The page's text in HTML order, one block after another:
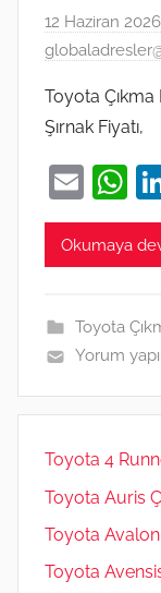
12 Haziran 2026
Toyota Çıkma
Şırnak Fiyatı,
E
m
ai
h
at
A
p
p
Okumaya
Toyota
Yorum
Toyota 4
Toyota Auris
Toyota Avalon
Toyota